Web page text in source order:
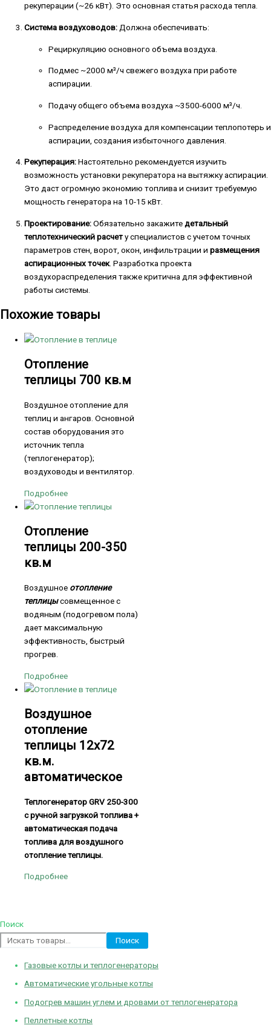
Поиск
Поиск
Газовые котлы и теплогенераторы
Автоматические угольные котлы
Подогрев машин углем и дровами от теплогенератора
Пеллетные котлы
рекуперации (~26 кВт). Это основная статья расхода тепла.
Система воздуховодов: Должна обеспечивать:
Рециркуляцию основного объема воздуха.
Подмес ~2000 м³/ч свежего воздуха при работе
аспирации.
Подачу общего объема воздуха ~3500-6000 м³/ч.
Распределение воздуха для компенсации теплопотерь и
аспирации, создания избыточного давления.
Рекуперация:Настоятельно рекомендуется изучить
возможность установки рекуператора на вытяжку аспирации.
Это даст огромную экономию топлива и снизит требуемую
мощность генератора на 10-15 кВт.
Проектирование:Обязательно закажитедетальный
теплотехнический расчету специалистов с учетом точных
параметров стен, ворот, окон, инфильтрации и размещения
аспирационных точек. Разработка проекта
воздухораспределения также критична для эффективной
работы системы.
Похожие товары
Отопление
теплицы 700 кв.м
Воздушное отопление для
теплиц и ангаров. Основной
состав оборудования это
источник тепла
(теплогенератор);
воздуховоды и вентилятор.
Подробнее
Отопление
теплицы 200-350
кв.м
Воздушное отопление
теплицысовмещенное с
водяным (подогревом пола)
дает максимальную
эффективность, быстрый
прогрев.
Подробнее
Воздушное
отопление
теплицы 12х72
кв.м.
автоматическое
ТеплогенераторGRV 250-300
с ручной загрузкой топлива +
автоматическая подача
топлива для воздушного
отопление теплицы.
Подробнее